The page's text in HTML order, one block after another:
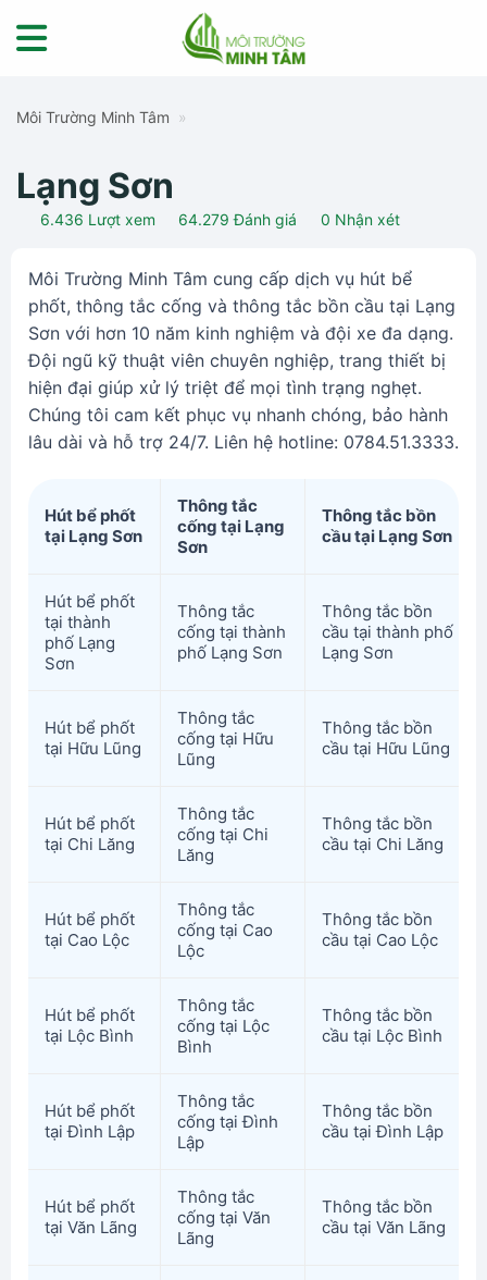
to
Môi Trường Minh Tâm »
Lạng Sơn
6.436 Lượt xem 64.279 Đánh giá 0 Nhận xét
Môi Trường Minh Tâm cung cấp dịch vụ hút bể
phốt, thông tắc cống và thông tắc bồn cầu tại Lạng
Sơn với hơn 10 năm kinh nghiệm và đội xe đa dạng.
Đội ngũ kỹ thuật viên chuyên nghiệp, trang thiết bị
hiện đại giúp xử lý triệt để mọi tình trạng nghẹt.
Chúng tôi cam kết phục vụ nhanh chóng, bảo hành
lâu dài và hỗ trợ 24/7. Liên hệ hotline: 0784.51.3333.
Hút bể phốt
tại Lạng Sơn
Thông tắc
cống tại Lạng
Sơn
Thông tắc bồn
cầu tại Lạng Sơn
Hút bể phốt
tại thành
phố Lạng
Sơn
Thông tắc
cống tại thành
phố Lạng Sơn
Thông tắc bồn
cầu tại thành phố
Lạng Sơn
Hút bể phốt
tại Hữu Lũng
Thông tắc
cống tại Hữu
Lũng
Thông tắc bồn
cầu tại Hữu Lũng
Hút bể phốt
tại Chi Lăng
Thông tắc
cống tại Chi
Lăng
Thông tắc bồn
cầu tại Chi Lăng
Hút bể phốt
tại Cao Lộc
Thông tắc
cống tại Cao
Lộc
Thông tắc bồn
cầu tại Cao Lộc
Hút bể phốt
tại Lộc Bình
Thông tắc
cống tại Lộc
Bình
Thông tắc bồn
cầu tại Lộc Bình
Hút bể phốt
tại Đình Lập
Thông tắc
cống tại Đình
Lập
Thông tắc bồn
cầu tại Đình Lập
Hút bể phốt
tại Văn Lãng
Thông tắc
cống tại Văn
Lãng
Thông tắc bồn
cầu tại Văn Lãng